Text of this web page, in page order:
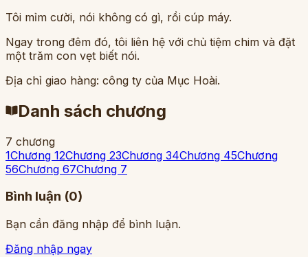
Tôi mỉm cười, nói không có gì, rồi cúp máy.
Ngay trong đêm đó, tôi liên hệ với chủ tiệm chim và đặt
một trăm con vẹt biết nói.
Địa chỉ giao hàng: công ty của Mục Hoài.
Danh sách chương
7 chương
1Chương 12Chương 23Chương 34Chương 45Chương
56Chương 67Chương 7
Bình luận (0)
Bạn cần đăng nhập để bình luận.
Đăng nhập ngay